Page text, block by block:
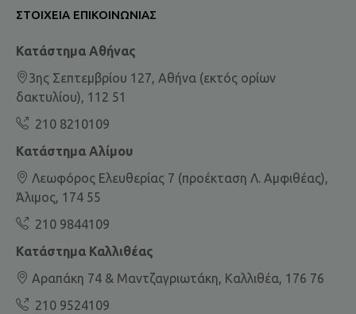
ΣΤΟΙΧΕΊΑ ΕΠΙΚΟΙΝΩΝΊΑΣ
Κατάστημα Αθήνας
3ης Σεπτεμβρίου 127, Αθήνα (εκτός ορίων
δακτυλίου), 112 51
210 8210109
Κατάστημα Αλίμου
Λεωφόρος Ελευθερίας 7 (προέκταση Λ. Αμφιθέας),
Άλιμος, 174 55
210 9844109
Κατάστημα Καλλιθέας
Αραπάκη 74 & Μαντζαγριωτάκη, Καλλιθέα, 176 76
210 9524109